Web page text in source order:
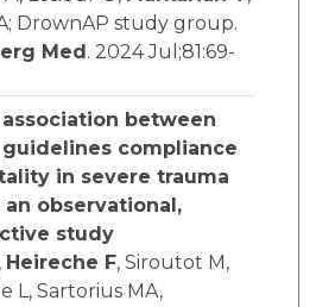
DrownAP study group.
Med . 2024 Jul;81:69-
between
compliance
in severe trauma
an observational,
study
Heireche F, Siroutot M,
L, Sartorius MA,